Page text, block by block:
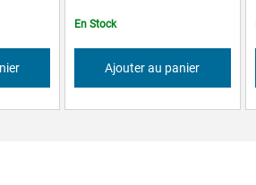
En Stock
Ajouter au panier